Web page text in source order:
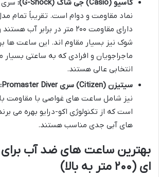
کاسیو (Casio) جی شاک (G-Shock):
سری
نماد مقاومت و دوام است. تقریباً تمام
دارای مقاومت ۲۰۰ متر در برابر
شوک نیز بسیار مقاوم اند. این ساعت ها
ماجراجویان و افرادی که به ساعتی بسیار
انتخابی عالی هستند.
سیتیزن (Citizen) سری Promaster Diver:
است که از تکنولوژی اکو-درایو بهره می
های آبی جدی مناسب هستند.
بهترین ساعت های ضد آب
ای (۲۰۰ متر به بالا)